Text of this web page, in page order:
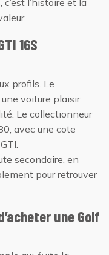
l’histoire et la
16S
profils. Le
voiture plaisir
Le collectionneur
avec une cote
secondaire, en
pour retrouver
une Golf